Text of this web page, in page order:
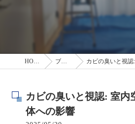
HOME ブログ カビの臭いと視認:
カビの臭いと視認: 室内
体への影響